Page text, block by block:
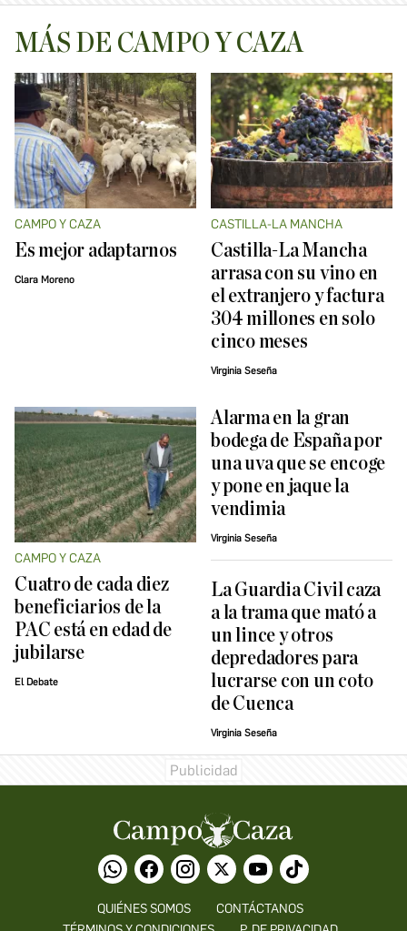
MÁS DE CAMPO Y CAZA
CAMPO Y CAZA
Es mejor adaptarnos
Clara Moreno
CASTILLA-LA MANCHA
Castilla-La Mancha
arrasa con su vino en
el extranjero y factura
304 millones en solo
cinco meses
Virginia Seseña
CAMPO Y CAZA
Cuatro de cada diez
beneficiarios de la
PAC está en edad de
jubilarse
El Debate
Alarma en la gran
bodega de España por
una uva que se encoge
y pone en jaque la
vendimia
Virginia Seseña
La Guardia Civil caza
a la trama que mató a
un lince y otros
depredadores para
lucrarse con un coto
de Cuenca
Virginia Seseña
QUIÉNES SOMOS
CONTÁCTANOS